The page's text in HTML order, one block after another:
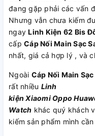
đang gặp phải các vấn
Nhưng vẫn chưa kiếm
ngayLinh Kiện 62 Bis
cấp Cáp Nối Main Sạc
nhất, giá cả hợp lý , và
Ngoài Cáp Nối Main
rất nhiều Linh
kiệnXiaomi Oppo
Watch khác quý khách
kiếm sản phẩm mình